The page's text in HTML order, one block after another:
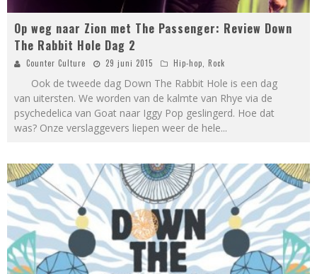
Op weg naar Zion met The Passenger: Review Down
The Rabbit Hole Dag 2
Counter Culture 29 juni 2015 Hip-hop, Rock
Ook de tweede dag Down The Rabbit Hole is een dag
van uitersten. We worden van de kalmte van Rhye via de
psychedelica van Goat naar Iggy Pop geslingerd. Hoe dat
was? Onze verslaggevers liepen weer de hele...